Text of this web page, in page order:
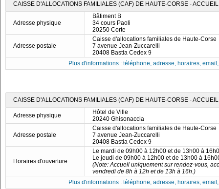
CAISSE D'ALLOCATIONS FAMILIALES (CAF) DE HAUTE-CORSE -
Adresse physique
Bâtiment B
34 cours Paoli
20250 Corte
Adresse postale
Caisse d'allocations familiales de Haute-Corse
7 avenue Jean-Zuccarelli
20408 Bastia Cedex 9
Plus d'informations : téléphone, adresse, horaires,
CAISSE D'ALLOCATIONS FAMILIALES (CAF) DE HAUTE-CORSE -
Adresse physique
Hôtel de Ville
20240 Ghisonaccia
Adresse postale
Caisse d'allocations familiales de Haute-Corse
7 avenue Jean-Zuccarelli
20408 Bastia Cedex 9
Horaires d'ouverture
Le mardi de 09h00 à 12h00 et de 13h00 à
Le jeudi de 09h00 à 12h00 et de 13h00 à
(Note: Accueil uniquement sur rendez-vous,
vendredi de 8h à 12h et de 13h à 16h.)
Plus d'informations : téléphone, adresse, horaires,